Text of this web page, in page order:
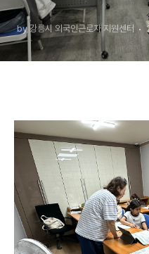
by 강릉시 외국인근로자 지원센터